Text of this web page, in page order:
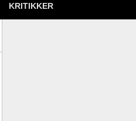
KRITIKKER